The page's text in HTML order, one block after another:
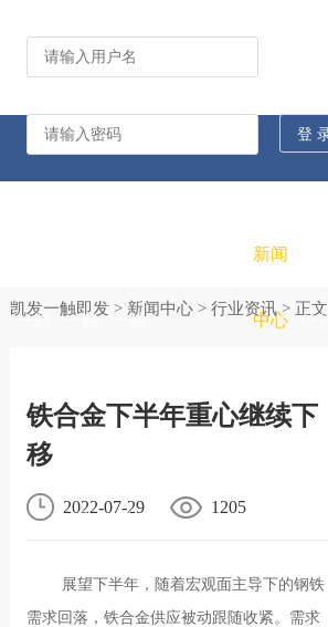
一触 一触
况
一触
化
新闻
中心 信息
凯发一触即发> 新闻中心> 行业资讯> 正文
铁合金下半年重心继续下
移
2022-07-29 1205
展望下半年，随着宏观面主导下的钢铁
需求回落，铁合金供应被动跟随收紧。需求